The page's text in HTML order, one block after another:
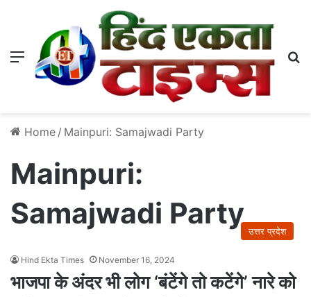
Menu
Home / Mainpuri: Samajwadi Party
Mainpuri:
Samajwadi Party
उत्तर प्रदेश
Hind Ekta Times November 16, 2024
भाजपा के अंदर भी लोग ‘बंटेंगे तो कटेंगे’ नारे को